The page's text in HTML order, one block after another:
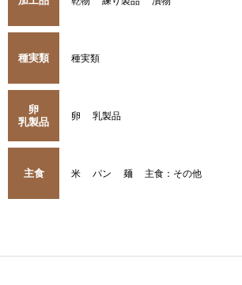
種実類 種実類
卵
乳製品
卵 乳製品
主食 米 パン 麺 主食：その他